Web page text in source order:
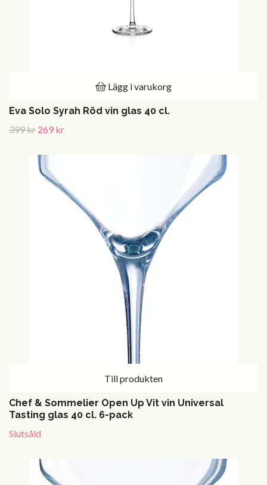
Lägg i varukorg
Eva Solo Syrah Röd vin glas 40 cl.
399 kr 269 kr
Till produkten
Chef & Sommelier Open Up Vit vin Universal
Tasting glas 40 cl. 6-pack
Slutsåld